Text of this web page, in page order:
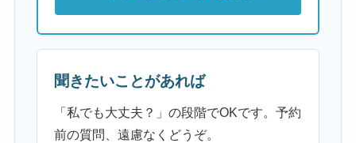
聞きたいことがあれば
「私でも大丈夫？」の段階でOKです。予約
前の質問、遠慮なくどうぞ。